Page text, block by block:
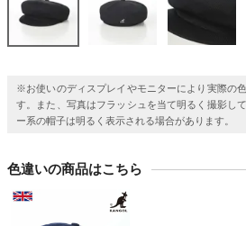
※お使いのディスプレイやモニターにより実際の
す。また、写真はフラッシュを当て明るく撮影し
ー系の帽子は明るく表示される場合があります。
色違いの商品はこちら